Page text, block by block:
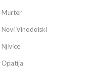
Murter
Novi Vinodolski
Njivice
Opatija